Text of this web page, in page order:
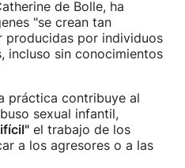
de Bolle, ha
"se crean tan
producidas por individuos
incluso sin conocimientos
práctica contribuye al
sexual infantil,
el trabajo de los
a los agresores o a las